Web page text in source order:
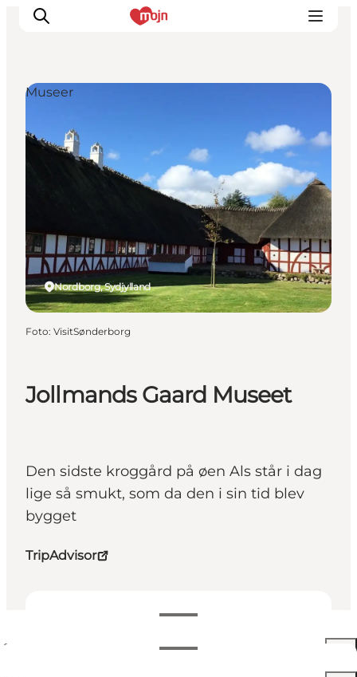
Oplevelser
Byer & Steder
Booking
Jollmands Gaard Museet
Den sidste kroggård på øen Als står i dag
lige så smukt, som da den i sin tid blev
bygget
TripAdvisor
Nordborg, Sydjylland
Museer
Foto: VisitSønderborg